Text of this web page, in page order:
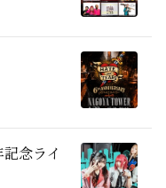
念ライ